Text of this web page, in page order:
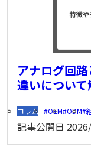
アナログ回
違いについて
コラム OEM ODM
記事公開日